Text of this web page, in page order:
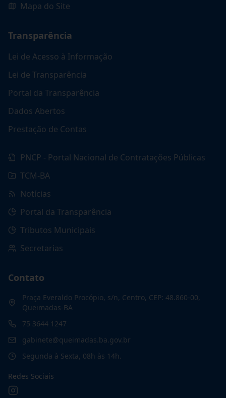
Mapa do Site
Transparência
Lei de Acesso à Informação
Lei de Transparência
Portal da Transparência
Dados Abertos
Prestação de Contas
PNCP - Portal Nacional de Contratações Públicas
TCM-BA
Notícias
Portal da Transparência
Tributos Municipais
Secretarias
Contato
Praça Everaldo Procópio, s/n, Centro, CEP: 48.860-00,
Queimadas-BA
75 3644 1247
gabinete@queimadas.ba.gov.br
Segunda à Sexta, 08h às 14h.
Redes Sociais